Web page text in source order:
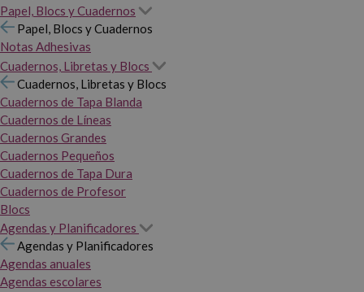
Papel, Blocs y Cuadernos
Papel, Blocs y Cuadernos
Notas Adhesivas
Cuadernos, Libretas y Blocs
Cuadernos, Libretas y Blocs
Cuadernos de Tapa Blanda
Cuadernos de Líneas
Cuadernos Grandes
Cuadernos Pequeños
Cuadernos de Tapa Dura
Cuadernos de Profesor
Blocs
Agendas y Planificadores
Agendas y Planificadores
Agendas anuales
Agendas escolares